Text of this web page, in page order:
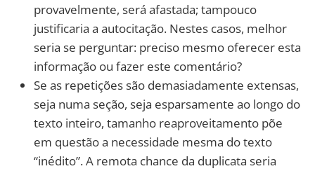
provavelmente, será afastada; tampouco
justificaria a autocitação. Nestes casos, melhor
seria se perguntar: preciso mesmo oferecer esta
informação ou fazer este comentário?
Se as repetições são demasiadamente extensas,
seja numa seção, seja esparsamente ao longo do
texto inteiro, tamanho reaproveitamento põe
em questão a necessidade mesma do texto
“inédito”. A remota chance da duplicata seria